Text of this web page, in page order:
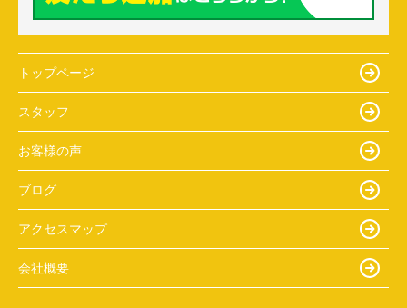
トップページ
スタッフ
お客様の声
ブログ
アクセスマップ
会社概要